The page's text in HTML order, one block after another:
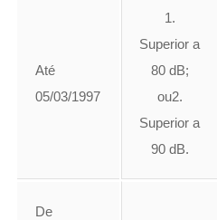
Até
05/03/1997
1.
Superior a
80 dB;
ou2.
Superior a
90 dB.
De